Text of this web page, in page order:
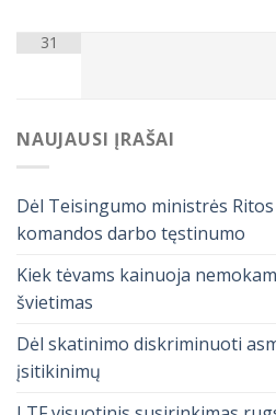
31
NAUJAUSI ĮRAŠAI
Dėl Teisingumo ministrės
komandos darbo tęstinumo
Kiek tėvams kainuoja
švietimas
Dėl skatinimo diskriminuoti
įsitikinimų